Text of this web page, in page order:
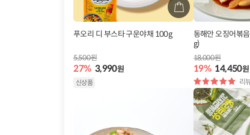
푸오리 디 부스타 구운야채 100g
27% 3,990원
5,500원
신상품
동해안 오징어볶
g)
19% 14,450원
18,000원
별
점
리